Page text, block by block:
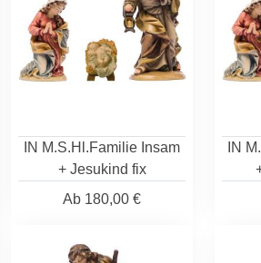
IN M.S.Hl.Familie Insam
+ Jesukind fix
Ab 180,00 €
IN